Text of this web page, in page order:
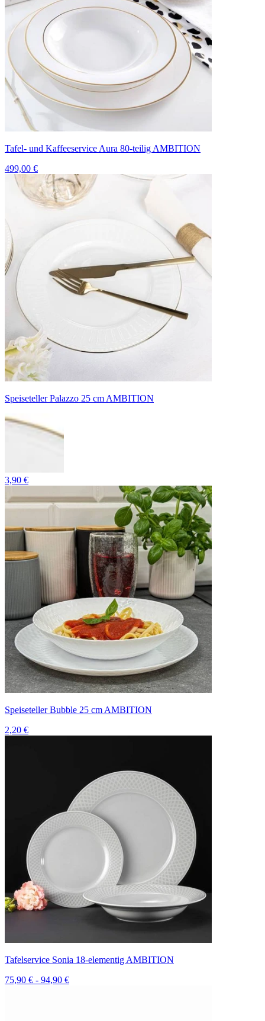
Tafel- und Kaffeeservice Aura 80-teilig AMBITION
499,00 €
Speiseteller Palazzo 25 cm AMBITION
3,90 €
Speiseteller Bubble 25 cm AMBITION
2,20 €
Tafelservice Sonia 18-elementig AMBITION
75,90 € - 94,90 €